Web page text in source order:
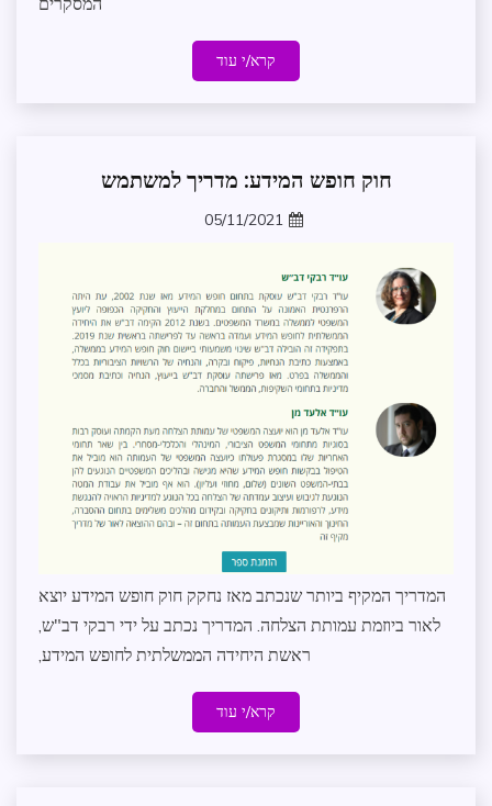
קרא/י עוד
אקדמיה
מידע
הצלחת
התמנון
חופש
מידע
וקשרי
ממשל
ממשל
ומנהל
מצגות
הדרכה
משפט
עדכונים
עתירת
חופש
חוק חופש המידע: מדריך למשתמש
05/11/2021
המדריך המקיף ביותר שנכתב מאז נחקק חוק חופש המידע יוצא
לאור ביוזמת עמותת הצלחה. המדריך נכתב על ידי רבקי דב"ש,
ראשת היחידה הממשלתית לחופש המידע,
קרא/י עוד